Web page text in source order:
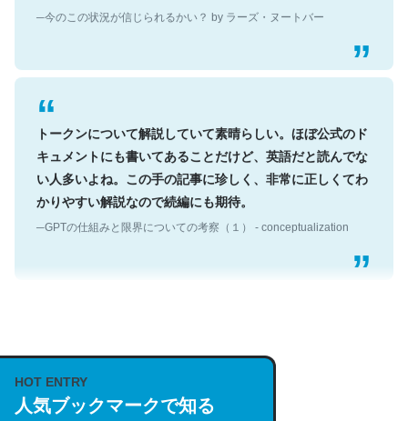
トークンについて解説していて素晴らしい。ほぼ公式のド
キュメントにも書いてあることだけど、英語だと読んでな
い人多いよね。この手の記事に珍しく、非常に正しくてわ
かりやすい解説なので続編にも期待。
説してる記事が少ないので貴重な良記事。/続編来た
https://isobe324649.hatenablog.com/entry/2023/03/27
/064121
HOT ENTRY
人気ブックマークで知る